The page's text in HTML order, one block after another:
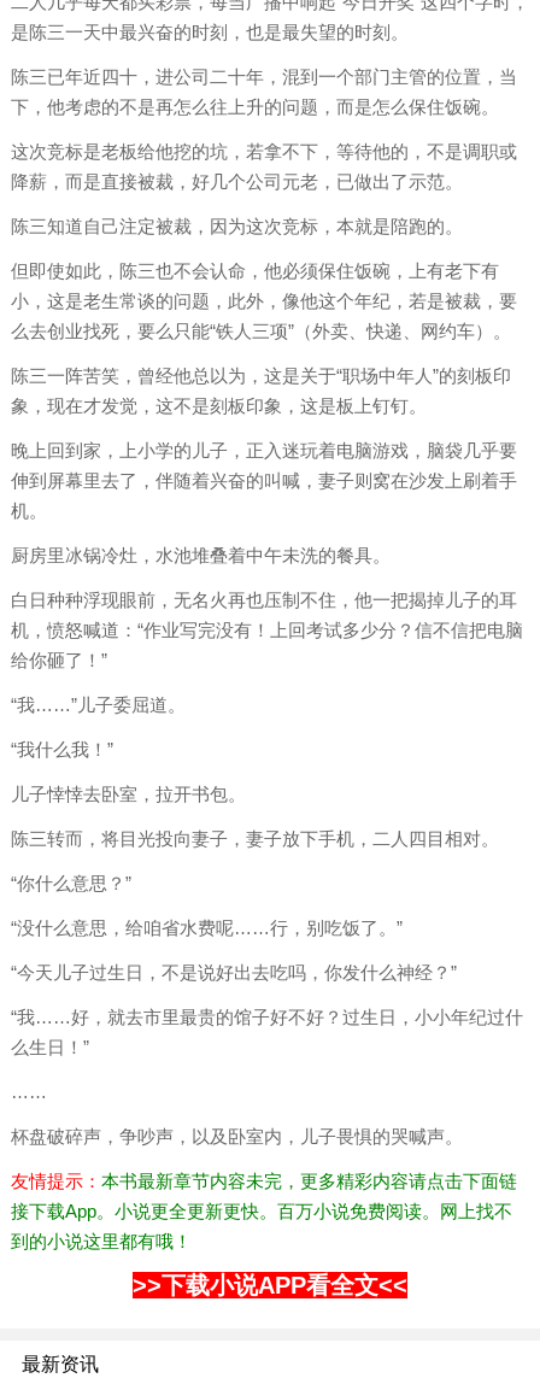
是陈三一天中最兴奋的时刻，也是最失望的时刻。
陈三已年近四十，进公司二十年，混到一个部门主管的位置，当
下，他考虑的不是再怎么往上升的问题，而是怎么保住饭碗。
这次竞标是老板给他挖的坑，若拿不下，等待他的，不是调职或
降薪，而是直接被裁，好几个公司元老，已做出了示范。
陈三知道自己注定被裁，因为这次竞标，本就是陪跑的。
但即使如此，陈三也不会认命，他必须保住饭碗，上有老下有
小，这是老生常谈的问题，此外，像他这个年纪，若是被裁，要
么去创业找死，要么只能“铁人三项”（外卖、快递、网约车）。
陈三一阵苦笑，曾经他总以为，这是关于“职场中年人”的刻板印
象，现在才发觉，这不是刻板印象，这是板上钉钉。
晚上回到家，上小学的儿子，正入迷玩着电脑游戏，脑袋几乎要
伸到屏幕里去了，伴随着兴奋的叫喊，妻子则窝在沙发上刷着手
机。
厨房里冰锅冷灶，水池堆叠着中午未洗的餐具。
白日种种浮现眼前，无名火再也压制不住，他一把揭掉儿子的耳
机，愤怒喊道：“作业写完没有！上回考试多少分？信不信把电脑
给你砸了！”
“我……”儿子委屈道。
“我什么我！”
儿子悻悻去卧室，拉开书包。
陈三转而，将目光投向妻子，妻子放下手机，二人四目相对。
“你什么意思？”
“没什么意思，给咱省水费呢……行，别吃饭了。”
“今天儿子过生日，不是说好出去吃吗，你发什么神经？”
“我……好，就去市里最贵的馆子好不好？过生日，小小年纪过什
么生日！”
……
杯盘破碎声，争吵声，以及卧室内，儿子畏惧的哭喊声。
友情提示： 本书最新章节内容未完，更多精彩内容请点击下面链
接下载App。小说更全更新更快。百万小说免费阅读。网上找不
到的小说这里都有哦！
>>下载小说APP看全文<<
最新资讯